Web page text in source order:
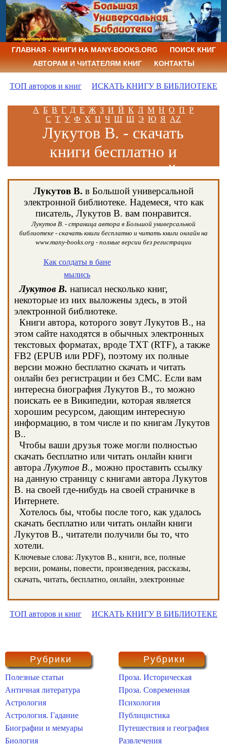
ГЛАВНАЯ - КНИГИ НА MANY-BOOKS.ORG
ПОИСК КНИГ
АВТОРАМ И ЧИТАТЕЛЯМ КНИГ
КОНТАКТЫ
ТОП авторов и книг ИСКАТЬ КНИГУ В БИБЛИОТЕКЕ
А Б В Г Д Е Ж З И Й К Л М Н О П Р
С Т У Ф Х Ц Ч Ш Щ Э Ю Я AZ
Лукутов В. - скачать
книги бесплатно и
читать книги онлайн
Лукутов В. в Большой универсальной
электронной библиотеке. Надемеся, что как
писатель, Лукутов В. вам понравится.
Лукутов В. - страница автора в Большой универсальной
библиотеке - скачать книги бесплатно и читать книги онлайн на
www.many-books.org - полные версии без регистрации
Как солдаты в бане
мылись
Лукутов В. написал несколько книг,
некоторые из них выложены здесь, в этой
электронной библиотеке.
Книги автора, которого зовут Лукутов В., на
этом сайте находятся в обычных электронных
текстовых форматах, вроде TXT (RTF), а также
FB2 (EPUB или PDF), поэтому их полные
версии можно бесплатно скачать и читать
онлайн без регистрации и без СМС. Если вам
интересна биография Лукутов В., то можно
поискать ее в Википедии, которая является
хорошим ресурсом, дающим интересную
информацию, в том числе и по книгам Лукутов
В..
Чтобы ваши друзья тоже могли полностью
скачать бесплатно или читать онлайн книги
автораЛукутов В., можно проставить ссылку
на данную страницу с книгами автора Лукутов
В. на своей где-нибудь на своей страничке в
Интернете.
Хотелось бы, чтобы после того, как удалось
скачать бесплатно или читать онлайн книги
Лукутов В., читатели получили бы то, что
хотели.
Ключевые слова: Лукутов В., книги, все, полные
версии, романы, повести, произведения, рассказы,
скачать, читать, бесплатно, онлайн, электронные
ТОП авторов и книг ИСКАТЬ КНИГУ В БИБЛИОТЕКЕ
Рубрики
Полезные статьи
Античная литература
Астрология
Астрология. Гадание
Биографии и мемуары
Биология
Рубрики
Проза. Историческая
Проза. Современная
Психология
Публицистика
Путешествия и география
Развлечения